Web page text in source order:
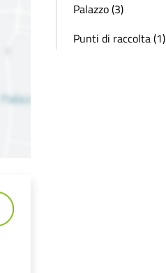
Palazzo (3)
Punti di raccolta (1)